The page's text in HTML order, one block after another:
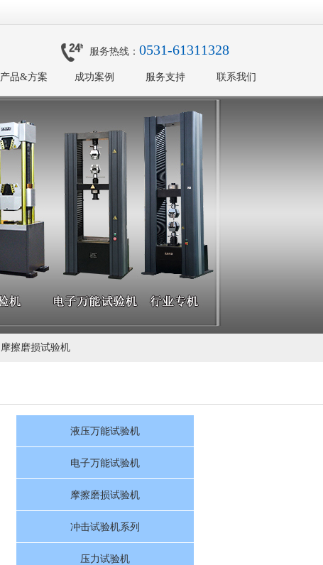
服务热线： 0531-61311328
产品&方案 成功案例 服务支持 联系我们
摩擦磨损试验机
液压万能试验机
电子万能试验机
摩擦磨损试验机
冲击试验机系列
压力试验机